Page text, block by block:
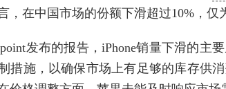
，在中国市场的份额下滑超过10%，仅
发布的报告，iPhone销量下滑的
措施，以确保市场上有足够的库存供